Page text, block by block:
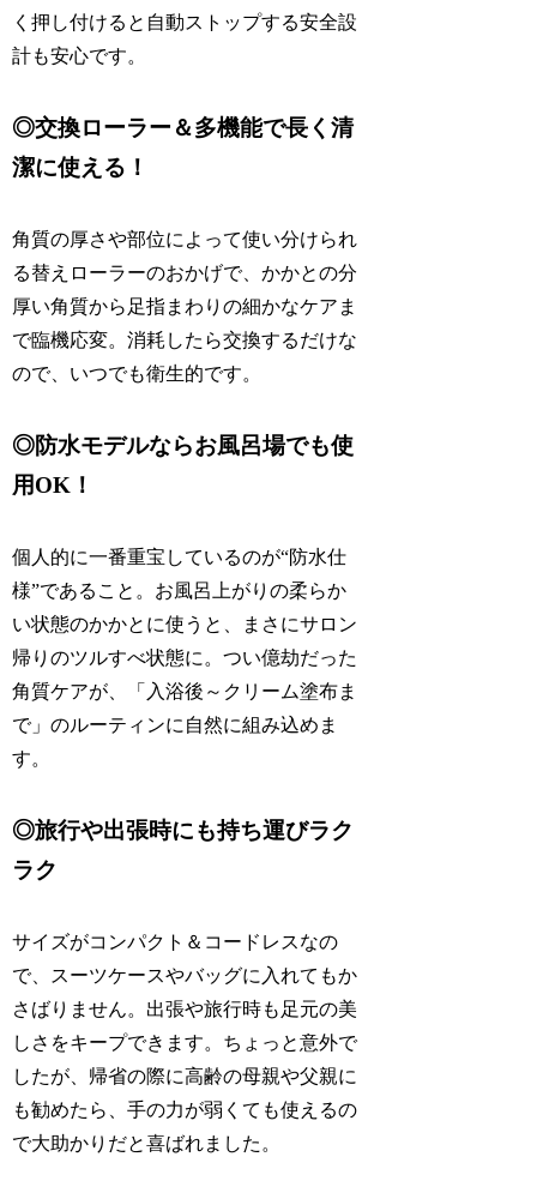
く押し付けると自動ストップする安全設
計も安心です。
◎交換ローラー＆多機能で長く清
潔に使える！
角質の厚さや部位によって使い分けられ
る替えローラーのおかげで、かかとの分
厚い角質から足指まわりの細かなケアま
で臨機応変。消耗したら交換するだけな
ので、いつでも衛生的です。
◎防水モデルならお風呂場でも使
用OK！
個人的に一番重宝しているのが“防水仕
様”であること。お風呂上がりの柔らか
い状態のかかとに使うと、まさにサロン
帰りのツルすべ状態に。つい億劫だった
角質ケアが、「入浴後～クリーム塗布ま
で」のルーティンに自然に組み込めま
す。
◎旅行や出張時にも持ち運びラク
ラク
サイズがコンパクト＆コードレスなの
で、スーツケースやバッグに入れてもか
さばりません。出張や旅行時も足元の美
しさをキープできます。ちょっと意外で
したが、帰省の際に高齢の母親や父親に
も勧めたら、手の力が弱くても使えるの
で大助かりだと喜ばれました。